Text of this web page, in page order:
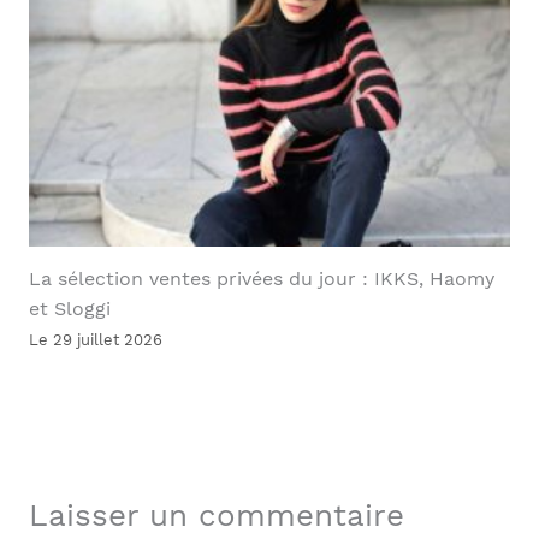
La sélection ventes privées du jour : IKKS, Haomy
et Sloggi
Le 29 juillet 2026
Laisser un commentaire